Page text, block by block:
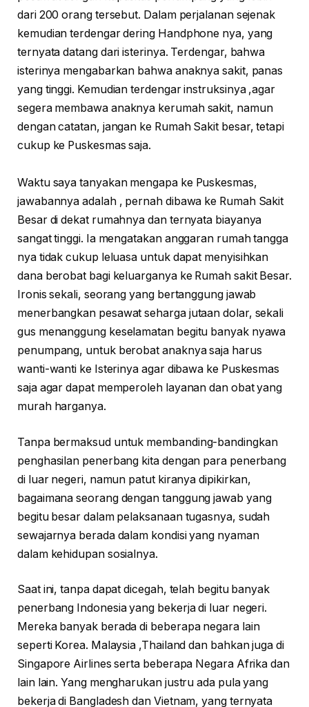
dari 200 orang tersebut. Dalam perjalanan sejenak
kemudian terdengar dering Handphone nya, yang
ternyata datang dari isterinya. Terdengar, bahwa
isterinya mengabarkan bahwa anaknya sakit, panas
yang tinggi. Kemudian terdengar instruksinya ,agar
segera membawa anaknya kerumah sakit, namun
dengan catatan, jangan ke Rumah Sakit besar, tetapi
cukup ke Puskesmas saja.
Waktu saya tanyakan mengapa ke Puskesmas,
jawabannya adalah , pernah dibawa ke Rumah Sakit
Besar di dekat rumahnya dan ternyata biayanya
sangat tinggi. Ia mengatakan anggaran rumah tangga
nya tidak cukup leluasa untuk dapat menyisihkan
dana berobat bagi keluarganya ke Rumah sakit Besar.
Ironis sekali, seorang yang bertanggung jawab
menerbangkan pesawat seharga jutaan dolar, sekali
gus menanggung keselamatan begitu banyak nyawa
penumpang, untuk berobat anaknya saja harus
wanti-wanti ke Isterinya agar dibawa ke Puskesmas
saja agar dapat memperoleh layanan dan obat yang
murah harganya.
Tanpa bermaksud untuk membanding-bandingkan
penghasilan penerbang kita dengan para penerbang
di luar negeri, namun patut kiranya dipikirkan,
bagaimana seorang dengan tanggung jawab yang
begitu besar dalam pelaksanaan tugasnya, sudah
sewajarnya berada dalam kondisi yang nyaman
dalam kehidupan sosialnya.
Saat ini, tanpa dapat dicegah, telah begitu banyak
penerbang Indonesia yang bekerja di luar negeri.
Mereka banyak berada di beberapa negara lain
seperti Korea. Malaysia ,Thailand dan bahkan juga di
Singapore Airlines serta beberapa Negara Afrika dan
lain lain. Yang mengharukan justru ada pula yang
bekerja di Bangladesh dan Vietnam, yang ternyata